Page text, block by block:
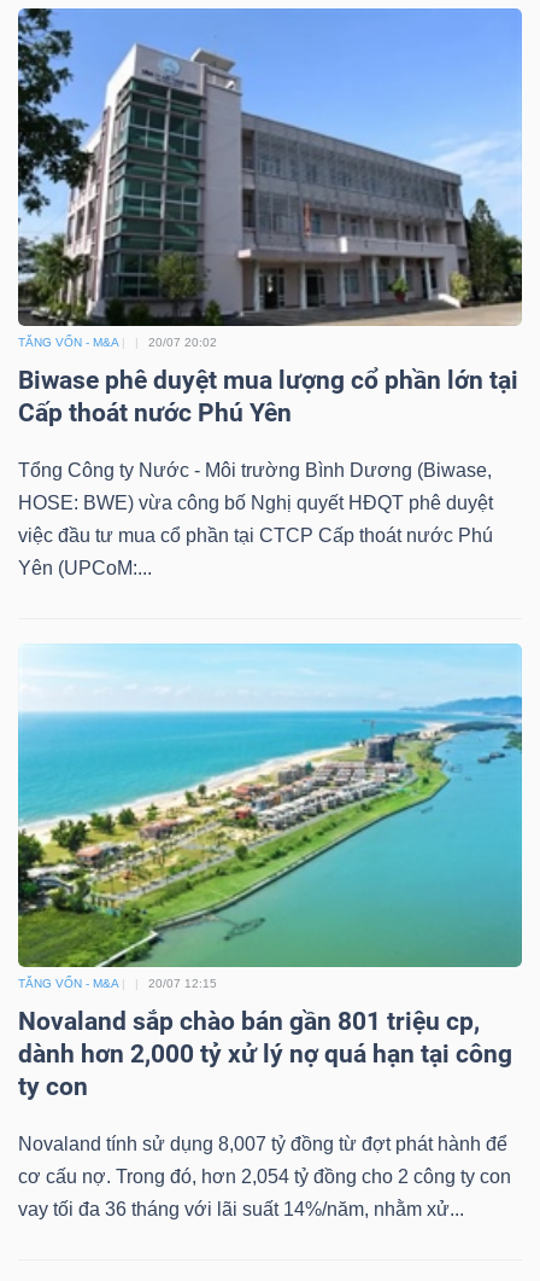
TĂNG VỐN - M&A 20/07 20:02
Biwase phê duyệt mua lượng cổ phần lớn tại
Cấp thoát nước Phú Yên
Tổng Công ty Nước - Môi trường Bình Dương (Biwase,
HOSE: BWE) vừa công bố Nghị quyết HĐQT phê duyệt
việc đầu tư mua cổ phần tại CTCP Cấp thoát nước Phú
Yên (UPCoM:...
TĂNG VỐN - M&A 20/07 12:15
Novaland sắp chào bán gần 801 triệu cp,
dành hơn 2,000 tỷ xử lý nợ quá hạn tại công
ty con
Novaland tính sử dụng 8,007 tỷ đồng từ đợt phát hành để
cơ cấu nợ. Trong đó, hơn 2,054 tỷ đồng cho 2 công ty con
vay tối đa 36 tháng với lãi suất 14%/năm, nhằm xử...